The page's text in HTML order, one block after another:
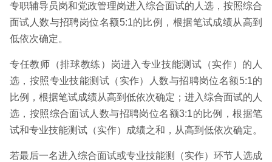
专职辅导员岗和党政管理岗进入综合面试的人选，按照综合
面试人数与招聘岗位名额5:1的比例，根据笔试成绩从高到
低依次确定。
专任教师（排球教练）岗进入专业技能测试（实作）的人
选，按照专业技能测试（实作）人数与招聘岗位名额5:1的
比例，根据笔试成绩从高到低依次确定；进入综合面试的人
选，按照综合面试人数与招聘岗位名额3:1的比例，根据笔
试和专业技能测试（实作）成绩之和，从高到低依次确定。
若最后一名进入综合面试或专业技能测（实作）环节人选成